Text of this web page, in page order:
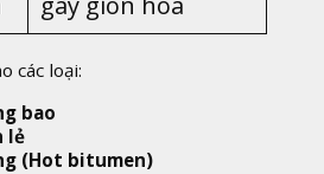
các loại:
bao
lẻ
(Hot bitumen)